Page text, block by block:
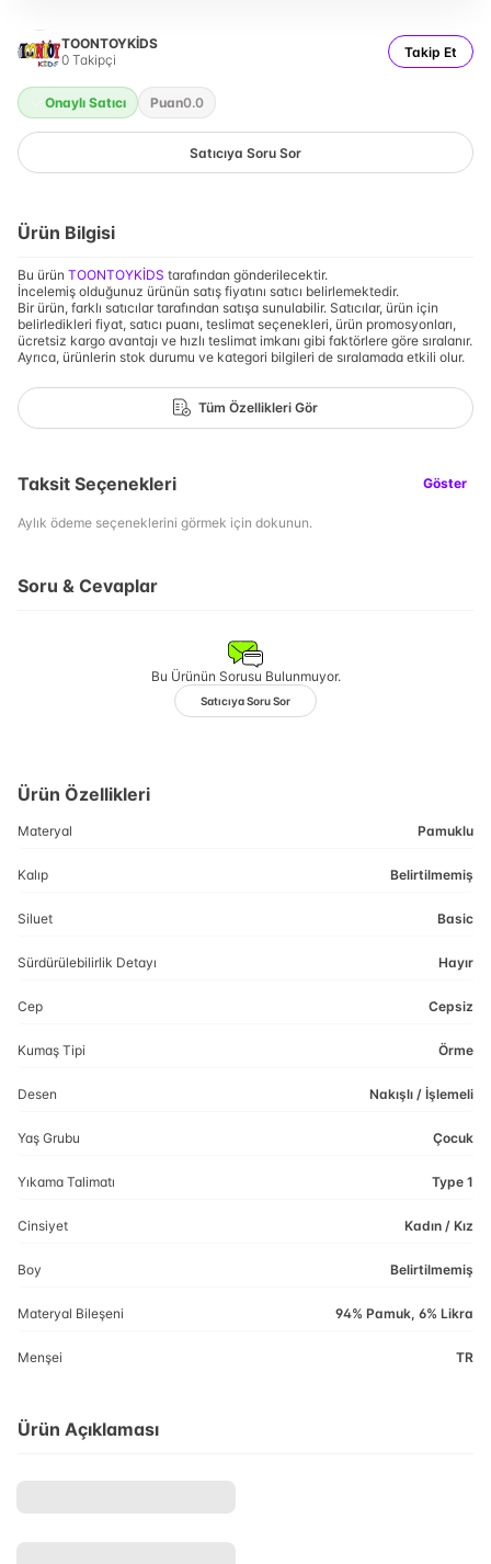
TOONTOYKİDS
0 Takipçi Takip Et
Onaylı Satıcı Puan0.0
Satıcıya Soru Sor
Ürün Bilgisi
Bu ürün TOONTOYKİDS tarafından gönderilecektir.
İncelemiş olduğunuz ürünün satış fiyatını satıcı belirlemektedir.
Bir ürün, farklı satıcılar tarafından satışa sunulabilir. Satıcılar, ürün için
belirledikleri fiyat, satıcı puanı, teslimat seçenekleri, ürün promosyonları,
ücretsiz kargo avantajı ve hızlı teslimat imkanı gibi faktörlere göre sıralanır.
Ayrıca, ürünlerin stok durumu ve kategori bilgileri de sıralamada etkili olur.
Tüm Özellikleri Gör
Taksit Seçenekleri Göster
Aylık ödeme seçeneklerini görmek için dokunun.
Soru & Cevaplar
Bu Ürünün Sorusu Bulunmuyor.
Satıcıya Soru Sor
Ürün Özellikleri
Materyal Pamuklu
Kalıp Belirtilmemiş
Siluet Basic
Sürdürülebilirlik Detayı Hayır
Cep Cepsiz
Kumaş Tipi Örme
Desen Nakışlı / İşlemeli
Yaş Grubu Çocuk
Yıkama Talimatı Type 1
Cinsiyet Kadın / Kız
Boy Belirtilmemiş
Materyal Bileşeni 94% Pamuk, 6% Likra
Menşei TR
Ürün Açıklaması